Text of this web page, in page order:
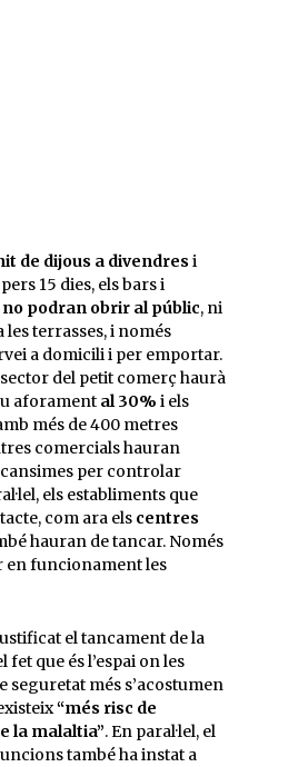
de dijous a divendres i
15 dies, els bars i
no podran obrir al públic, ni
les terrasses, i només
a domicili i per emportar.
sector del petit comerç haurà
aforament al 30% i els
més de 400 metres
comercials hauran
per controlar
els establiments que
com ara els centres
hauran de tancar. Només
en funcionament les
el tancament de la
fet que és l’espai on les
seguretat més s’acostumen
“més risc de
la malaltia”. En paral·lel, el
també ha instat a